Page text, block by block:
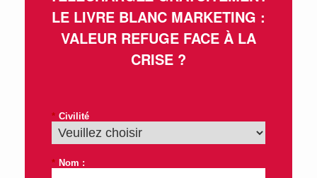
LE LIVRE BLANC MARKETING :
VALEUR REFUGE FACE À LA
CRISE ?
* Civilité
* Nom :